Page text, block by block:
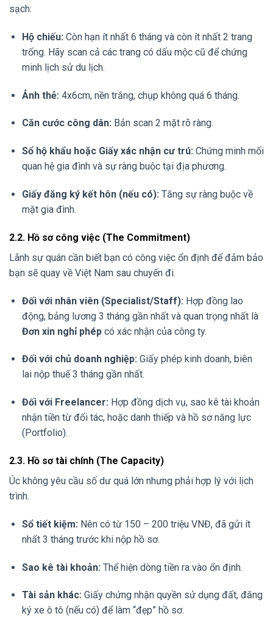
sạch:
Hộ chiếu: Còn hạn ít nhất 6 tháng và còn ít nhất 2 trang
trống. Hãy scan cả các trang có dấu mộc cũ để chứng
minh lịch sử du lịch.
Ảnh thẻ: 4x6cm, nền trắng, chụp không quá 6 tháng.
Căn cước công dân: Bản scan 2 mặt rõ ràng.
Sổ hộ khẩu hoặc Giấy xác nhận cư trú: Chứng minh mối
quan hệ gia đình và sự ràng buộc tại địa phương.
Giấy đăng ký kết hôn (nếu có): Tăng sự ràng buộc về
mặt gia đình.
2.2. Hồ sơ công việc (The Commitment)
Lãnh sự quán cần biết bạn có công việc ổn định để đảm bảo
bạn sẽ quay về Việt Nam sau chuyến đi.
Đối với nhân viên (Specialist/Staff): Hợp đồng lao
động, bảng lương 3 tháng gần nhất và quan trọng nhất là
Đơn xin nghỉ phépcó xác nhận của công ty.
Đối với chủ doanh nghiệp: Giấy phép kinh doanh, biên
lai nộp thuế 3 tháng gần nhất.
Đối với Freelancer: Hợp đồng dịch vụ, sao kê tài khoản
nhận tiền từ đối tác, hoặc danh thiếp và hồ sơ năng lực
(Portfolio).
2.3. Hồ sơ tài chính (The Capacity)
Úc không yêu cầu số dư quá lớn nhưng phải hợp lý với lịch
trình.
Sổ tiết kiệm: Nên có từ 150 – 200 triệu VNĐ, đã gửi ít
nhất 3 tháng trước khi nộp hồ sơ.
Sao kê tài khoản: Thể hiện dòng tiền ra vào ổn định.
Tài sản khác: Giấy chứng nhận quyền sử dụng đất, đăng
ký xe ô tô (nếu có) để làm “đẹp” hồ sơ.